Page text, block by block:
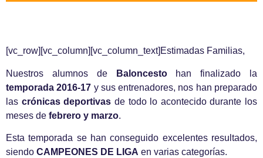
[vc_row][vc_column][vc_column_text]Estimadas Familias,
Nuestros alumnos de Baloncestohan finalizado la
temporada 2016-17 y sus entrenadores, nos han preparado
las crónicas deportivas de todo lo acontecido durante los
meses de febrero y marzo.
Esta temporada se han conseguido excelentes resultados,
siendo CAMPEONES DE LIGA en varias categorías.